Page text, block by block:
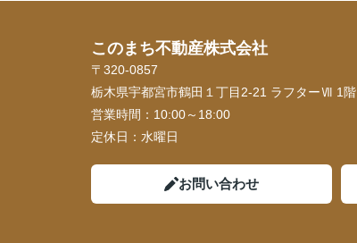
このまち不動産株式会社
〒320-0857
栃木県宇都宮市鶴田１丁目2-21 ラフターⅦ 1階
営業時間： 10:00～18:00
定休日： 水曜日
お問い合わせ